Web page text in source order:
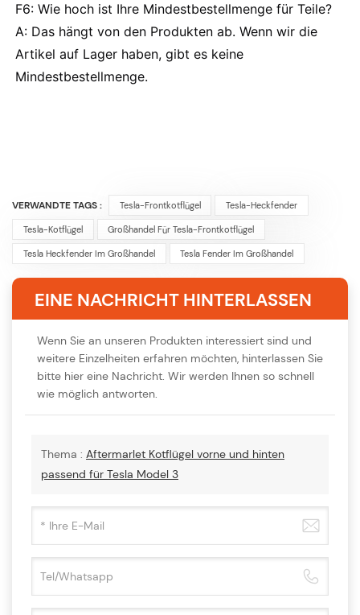
F6: Wie hoch ist Ihre Mindestbestellmenge für Teile?
A: Das hängt von den Produkten ab. Wenn wir die
Artikel auf Lager haben, gibt es keine
Mindestbestellmenge.
VERWANDTE TAGS : Tesla-Frontkotflügel Tesla-Heckfender
Tesla-Kotflügel Großhandel Für Tesla-Frontkotflügel
Tesla Heckfender Im Großhandel Tesla Fender Im Großhandel
EINE NACHRICHT HINTERLASSEN
Wenn Sie an unseren Produkten interessiert sind und
weitere Einzelheiten erfahren möchten, hinterlassen Sie
bitte hier eine Nachricht. Wir werden Ihnen so schnell
wie möglich antworten.
Thema : Aftermarlet Kotflügel vorne und hinten
passend für Tesla Model 3